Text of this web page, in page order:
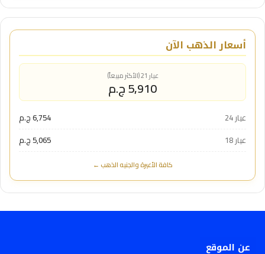
أسعار الذهب الآن
عيار 21 (الأكثر مبيعاً)
5,910 ج.م
عيار 24
6,754 ج.م
عيار 18
5,065 ج.م
كافة الأعيرة والجنيه الذهب ←
عن الموقع